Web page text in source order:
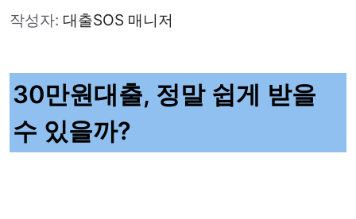
작성자: 대출SOS 매니저
30만원대출, 정말 쉽게 받을
수 있을까?